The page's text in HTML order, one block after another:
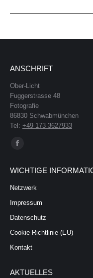
ANSCHRIFT
Ober-Licht
Fuggerstrasse 48
Fotografie
86830 Schwabmünchen
Tel: +49 173 3627933
Finden Sie uns auf:
opens
in
new
window
WICHTIGE
Netzwerk
Impressum
Datenschutz
Cookie-Richtlinie (EU)
Kontakt
AKTUELLES